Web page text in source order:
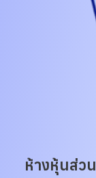
ห้างหุ้นส่วน